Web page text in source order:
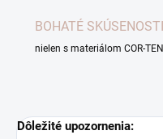
BOHATÉ SKÚSENOSTI
nielen s materiálom COR-TEN
Dôležité upozornenia: